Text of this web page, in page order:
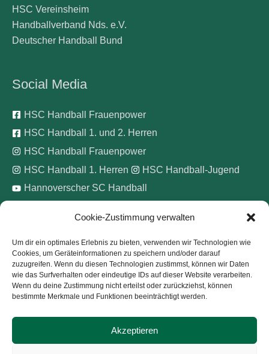
Cookie-Zustimmung verwalten
Um dir ein optimales Erlebnis zu bieten, verwenden wir Technologien wie
Cookies, um Geräteinformationen zu speichern und/oder darauf
zuzugreifen. Wenn du diesen Technologien zustimmst, können wir Daten
wie das Surfverhalten oder eindeutige IDs auf dieser Website verarbeiten.
Wenn du deine Zustimmung nicht erteilst oder zurückziehst, können
bestimmte Merkmale und Funktionen beeinträchtigt werden.
Akzeptieren
HSC Vereinsheim
Handballverband Nds. e.V.
Deutscher Handball Bund
Social Media
HSC Handball Frauenpower
HSC Handball 1. und 2. Herren
HSC Handball Frauenpower
HSC Handball 1. Herren
HSC Handball-Jugend
Hannoverscher SC Handball
Pinke Zitronen e.V.
Copyright © 2026Hannoverscher Sport-Club von 1893